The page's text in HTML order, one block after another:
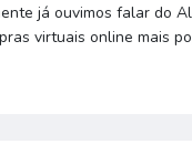
já ouvimos falar do
virtuais online mais